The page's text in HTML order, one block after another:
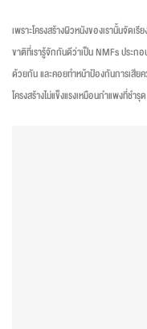
เพราะโครงสร้างผิวหนังของเรานั้นจัด
ขาติที่เรารู้จักกันดีว่าเป็น NMFs ประก
ด้วยกัน และคอยทำหน้าป้องกันการเสีย
โครงสร้างไม่แข็งแรงเหมือนกำแพงที่ช